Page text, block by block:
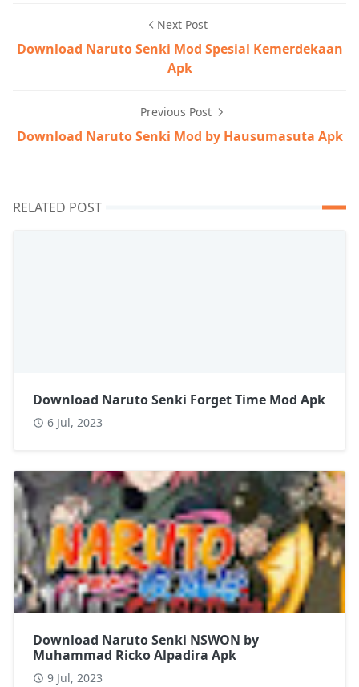
Next Post
Download Naruto Senki Mod Spesial Kemerdekaan
Apk
Previous Post
Download Naruto Senki Mod by Hausumasuta Apk
RELATED POST
Download Naruto Senki Forget Time Mod Apk
6 Jul, 2023
Download Naruto Senki NSWON by
Muhammad Ricko Alpadira Apk
9 Jul, 2023